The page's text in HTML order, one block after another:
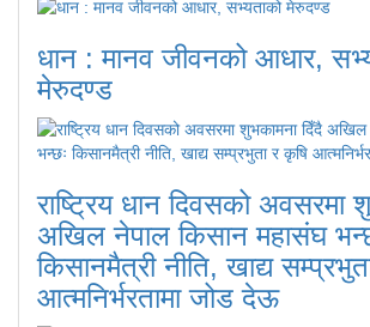
धान : मानव जीवनको आधार,
मेरुदण्ड
राष्ट्रिय धान दिवसको अवसरमा
अखिल नेपाल किसान महासंघ
किसानमैत्री नीति, खाद्य
आत्मनिर्भरतामा जोड देऊ